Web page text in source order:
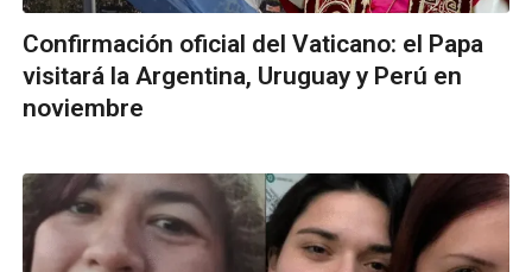
Confirmación oficial del Vaticano: el Papa
visitará la Argentina, Uruguay y Perú en
noviembre